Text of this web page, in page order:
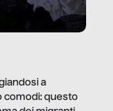
a
comodi: questo